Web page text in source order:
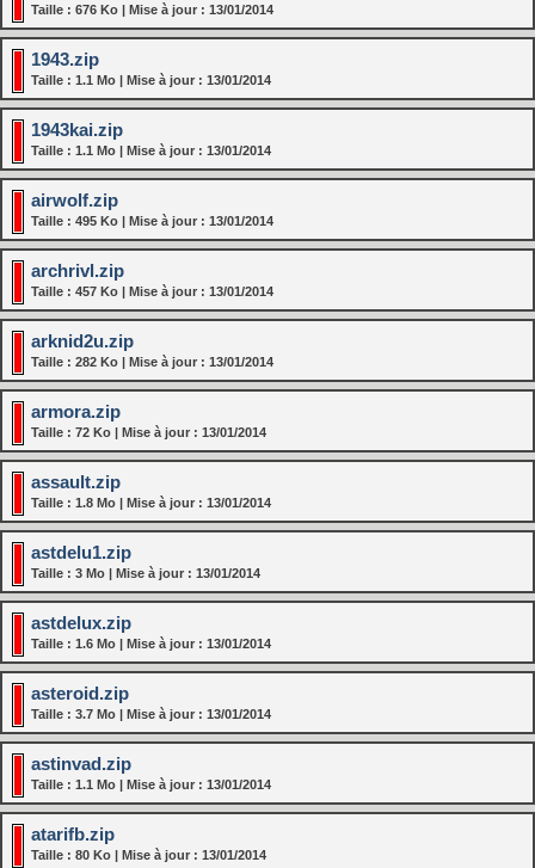
Taille : 676 Ko | Mise à jour : 13/01/2014
1943.zip
Taille : 1.1 Mo | Mise à jour : 13/01/2014
1943kai.zip
Taille : 1.1 Mo | Mise à jour : 13/01/2014
airwolf.zip
Taille : 495 Ko | Mise à jour : 13/01/2014
archrivl.zip
Taille : 457 Ko | Mise à jour : 13/01/2014
arknid2u.zip
Taille : 282 Ko | Mise à jour : 13/01/2014
armora.zip
Taille : 72 Ko | Mise à jour : 13/01/2014
assault.zip
Taille : 1.8 Mo | Mise à jour : 13/01/2014
astdelu1.zip
Taille : 3 Mo | Mise à jour : 13/01/2014
astdelux.zip
Taille : 1.6 Mo | Mise à jour : 13/01/2014
asteroid.zip
Taille : 3.7 Mo | Mise à jour : 13/01/2014
astinvad.zip
Taille : 1.1 Mo | Mise à jour : 13/01/2014
atarifb.zip
Taille : 80 Ko | Mise à jour : 13/01/2014